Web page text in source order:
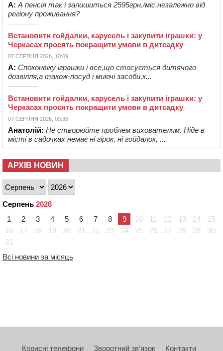
А: А пенсія так і залишиться 2595грн./міс.незалежно від
регіону проживання?
Встановити гойдалки, карусель і закупити іграшки: у
Черкасах просять покращити умови в дитсадку
07 СЕРПНЯ 2026, 10:09
А: Споконвіку іграшки і все,що стосується дитячого
дозвілля,а також-посуд і миючі засоби,к...
Встановити гойдалки, карусель і закупити іграшки: у
Черкасах просять покращити умови в дитсадку
07 СЕРПНЯ 2026, 09:36
Анатолій: Не створюйте проблем вихователям. Ніде в
місті в садочках немає ні гірок, ні гойдалок, ...
АРХІВ НОВИН
Серпень 2026
1
2 3 4 5 6 7 8 9 10 11 12 13 14
15
16
17 18 19 20 21 22 23 24 25 26 27 28 29
30
31
Всі новини за місяць
Корисні телефони Зворотний зв’язок Контакти